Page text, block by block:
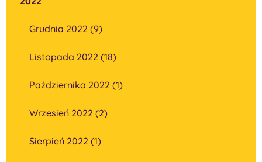
Grudnia 2022 (9)
Listopada 2022 (18)
Października 2022 (1)
Wrzesień 2022 (2)
Sierpień 2022 (1)